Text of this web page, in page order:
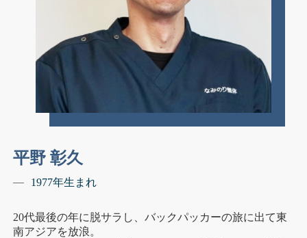
平野 彰久
1977年生まれ
20代最後の年に脱サラし、バックパッカーの旅に出て東
南アジアを放浪。